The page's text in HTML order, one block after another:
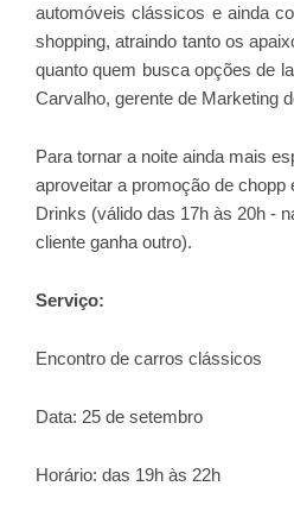
automóveis clássicos e ainda
shopping, atraindo tanto os
quanto quem busca opções de
Carvalho, gerente de Marketing
Para tornar a noite ainda mais
aproveitar a promoção de chopp
Drinks (válido das 17h às 20h -
cliente ganha outro).
Serviço:
Encontro de carros clássicos
Data: 25 de setembro
Horário: das 19h às 22h